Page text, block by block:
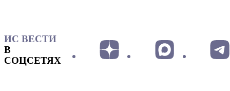
ИС ВЕСТИ
В
СОЦСЕТЯХ